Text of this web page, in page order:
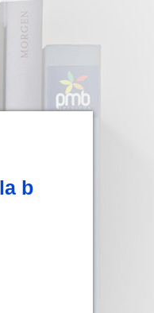
bibliothèque